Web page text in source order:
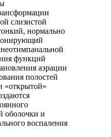
слизистой
нормально
функций
аэрации
полостей
«открытой»
оболочки и
воспаления